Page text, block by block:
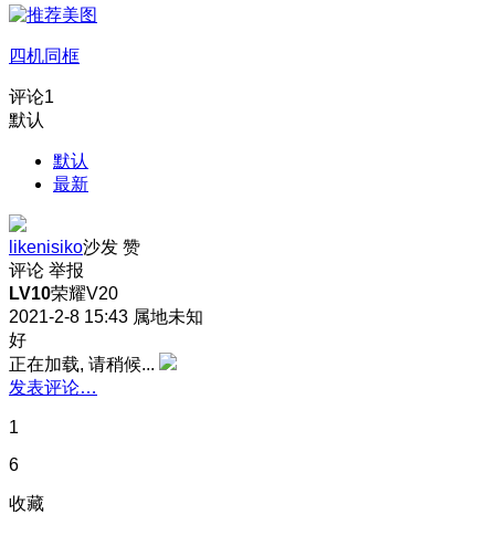
四机同框
评论1
默认
默认
最新
likenisiko沙发 赞
评论 举报
LV10荣耀V20
2021-2-8 15:43 属地未知
好
正在加载, 请稍候...
发表评论…
1
6
收藏